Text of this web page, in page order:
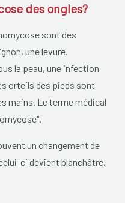
des ongles?
sont des
une levure.
la peau, une infection
orteils des pieds sont
mains. Le terme médical
un changement de
ci devient blanchâtre,